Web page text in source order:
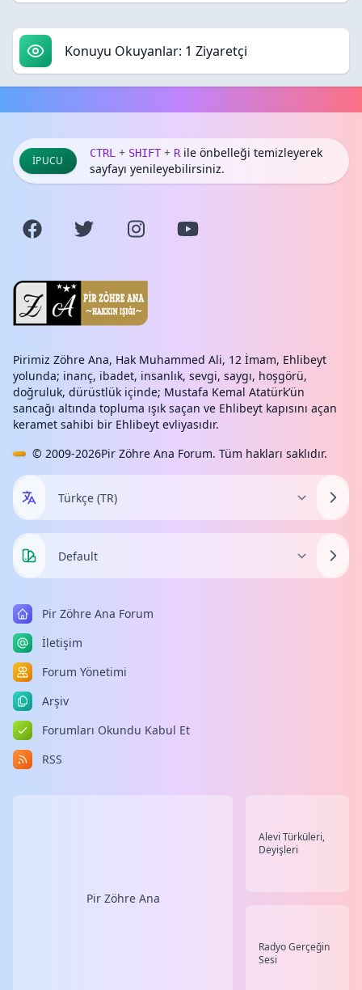
Konuyu Okuyanlar: 1 Ziyaretçi
İPUCU
CTRL + SHIFT + Rile önbelleği temizleyerek
sayfayı yenileyebilirsiniz.
Pirimiz Zöhre Ana, Hak Muhammed Ali, 12 İmam, Ehlibeyt
yolunda; inanç, ibadet, insanlık, sevgi, saygı, hoşgörü,
doğruluk, dürüstlük içinde; Mustafa Kemal Atatürk’ün
sancağı altında topluma ışık saçan ve Ehlibeyt kapısını açan
keramet sahibi bir Ehlibeyt evliyasıdır.
© 2009-2026Pir Zöhre Ana Forum. Tüm hakları saklıdır.
Pir Zöhre Ana Forum
İletişim
Forum Yönetimi
Arşiv
Forumları Okundu Kabul Et
RSS
Pir Zöhre Ana
Alevi Türküleri,
Deyişleri
Radyo Gerçeğin
Sesi